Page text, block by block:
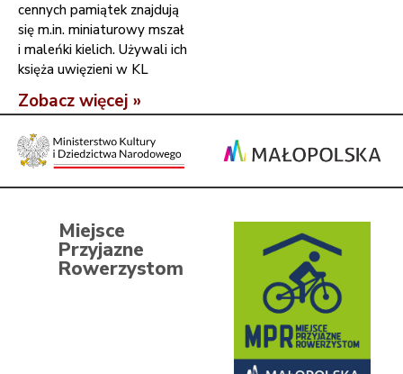
cennych pamiątek znajdują
się m.in. miniaturowy mszał
i maleńki kielich. Używali ich
księża uwięzieni w KL
Zobacz więcej »
Miejsce
Przyjazne
Rowerzystom